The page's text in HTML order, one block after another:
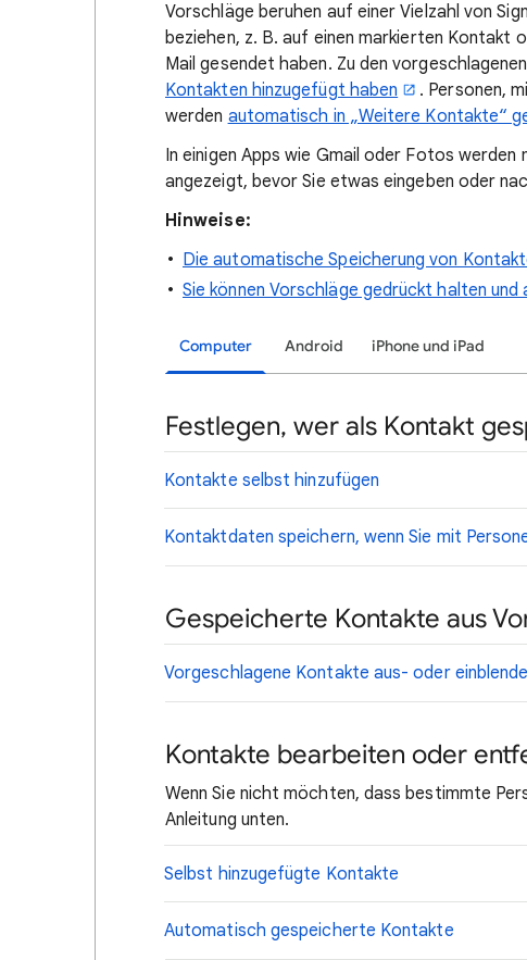
Vorschläge beruhen auf einer Vielzahl von
beziehen, z. B. auf einen markierten Kontakt
Mail gesendet haben. Zu den
Kontakten hinzugefügt haben
. Personen,
werden automatisch in „Weitere Kontakte“
In einigen Apps wie Gmail oder Fotos
angezeigt, bevor Sie etwas eingeben oder
Hinweise:
Die automatische Speicherung von
Sie können Vorschläge gedrückt halten und
Computer Android iPhone und iPad
Festlegen, wer als Kontakt
Kontakte selbst hinzufügen
Kontaktdaten speichern, wenn Sie mit
Gespeicherte Kontakte aus
Vorgeschlagene Kontakte aus- oder
Kontakte bearbeiten oder
Wenn Sie nicht möchten, dass bestimmte
Anleitung unten.
Selbst hinzugefügte Kontakte
Automatisch gespeicherte Kontakte